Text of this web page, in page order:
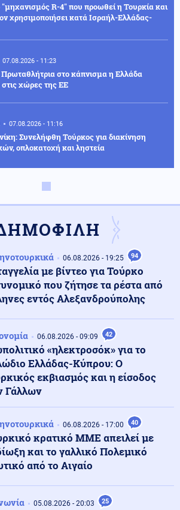
"μηχανισμός R-4" που προωθεί η Τουρκία και
χρησιμοποιήσει κατά Ισραήλ-Ελλάδας-
07.08.2026 - 11:23
στο κάπνισμα η Ελλάδα
χώρες της ΕΕ
07.08.2026 - 11:16
Συνελήφθη Τούρκος για διακίνηση
οπλοκατοχή και ληστεία
Οι πρώτοι Ευρωπαίοι ίσως κατέφευγαν
(εικόνες)
εξαπάτησαν 63χρονη ζητώντας
κάρτας υγείας
07.08.2026 - 10:41
Φιντάν από το Ισραήλ: Η Τουρκία κατέχει το
07.08.2026 - 10:36
Ο μαθητής σκότωσε τους παππούδες του
πυρ στο σχολείο (βίντεο)
07.08.2026 - 10:21
06.08.2026 - 19:25 94
με βίντεο για Τούρκο
που ζήτησε τα ρέστα από
εντός Αλεξανδρούπολης
06.08.2026 - 09:09 42
«ηλεκτροσόκ» για το
Ελλάδας-Κύπρου: Ο
εκβιασμός και η είσοδος
Γάλλων
06.08.2026 - 17:00 40
κρατικό ΜΜΕ απειλεί με
και το γαλλικό Πολεμικό
από το Αιγαίο
05.08.2026 - 20:03 25